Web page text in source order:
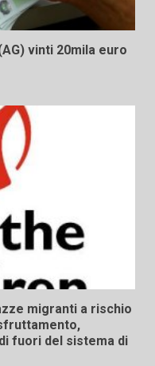
vinti 20mila euro
migranti a rischio
fuori del sistema di